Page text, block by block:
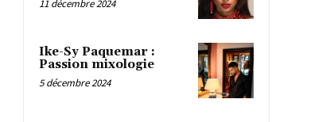
11 décembre 2024
Ike-Sy Paquemar :
Passion mixologie
5 décembre 2024